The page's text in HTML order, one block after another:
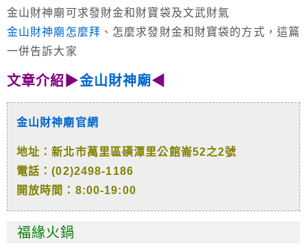
金山財神廟可求發財金和財寶袋及文武財氣
金山財神廟怎麼拜 、怎麼求發財金和財寶袋的方式，這篇
一併告訴大家
文章介紹▶金山財神廟◀
金山財神廟官網
地址：新北市萬里區磺潭里公館崙52之2號
電話：(02)2498-1186
開放時間：8:00-19:00
福緣火鍋